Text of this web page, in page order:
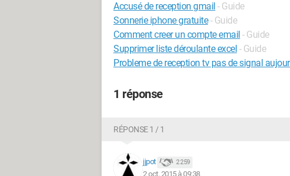
Accusé de reception gmail - Guide
Sonnerie iphone gratuite - Guide
Comment creer un compte email - Guide
Supprimer liste déroulante excel - Guide
Probleme de reception tv pas de signal
1 réponse
RÉPONSE 1 / 1
jjpot 2 259
2 oct. 2015 à 09:38